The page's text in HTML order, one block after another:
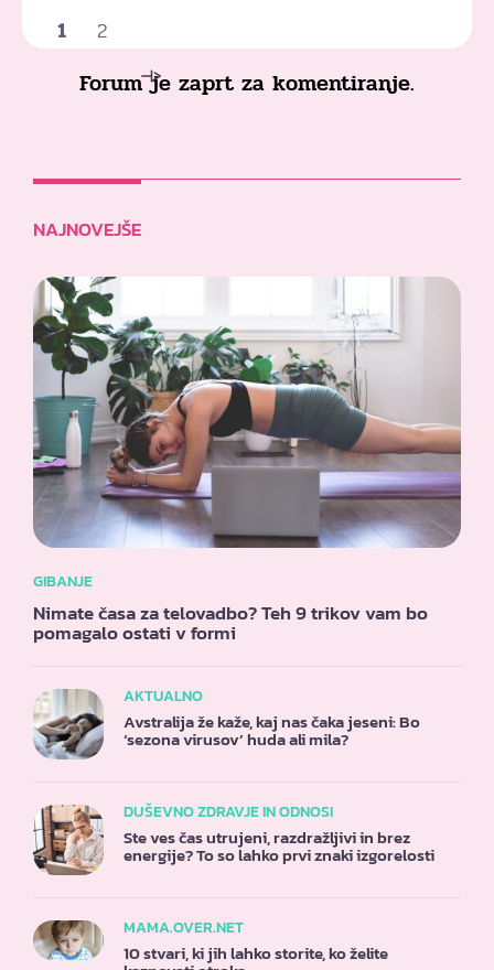
1 2
Forum je zaprt za komentiranje.
NAJNOVEJŠE
GIBANJE
Nimate časa za telovadbo? Teh 9 trikov vam bo
pomagalo ostati v formi
AKTUALNO
Avstralija že kaže, kaj nas čaka jeseni: Bo
‘sezona virusov’ huda ali mila?
DUŠEVNO ZDRAVJE IN ODNOSI
Ste ves čas utrujeni, razdražljivi in brez
energije? To so lahko prvi znaki izgorelosti
MAMA.OVER.NET
10 stvari, ki jih lahko storite, ko želite